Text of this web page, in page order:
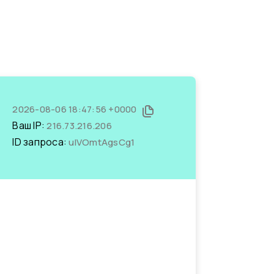
2026-08-06 18:47:56 +0000
Ваш IP:216.73.216.206
ID запроса:ulVOmtAgsCg1